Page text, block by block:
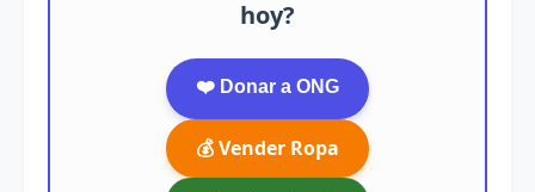
hoy?
❤️ Donar a ONG
💰 Vender Ropa